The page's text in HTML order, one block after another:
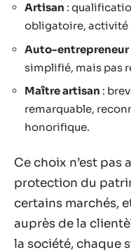
Artisan :
obligatoire, activité
Auto-entrepreneur
simplifié, mais pas
Maître artisan :
remarquable,
honorifique.
Ce choix n’est pas
protection du
certains marchés,
auprès de la
la société, chaque